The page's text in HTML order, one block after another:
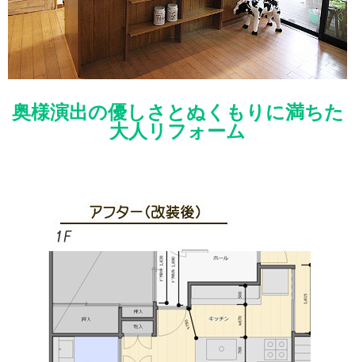
奥様演出の優しさとぬくもりに満ちた
大人リフォーム